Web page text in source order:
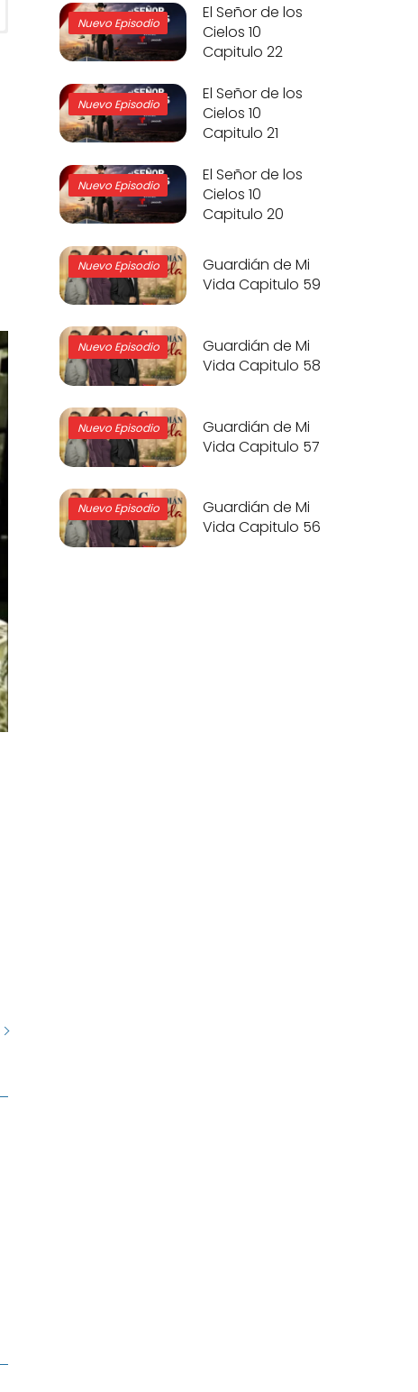
Nuevo Episodio
El Señor de los
Cielos 10
Capitulo 22
Nuevo Episodio
El Señor de los
Cielos 10
Capitulo 21
Nuevo Episodio
El Señor de los
Cielos 10
Capitulo 20
Nuevo Episodio
Guardián de Mi
Vida Capitulo 59
Nuevo Episodio
Guardián de Mi
Vida Capitulo 58
Nuevo Episodio
Guardián de Mi
Vida Capitulo 57
Nuevo Episodio
Guardián de Mi
Vida Capitulo 56